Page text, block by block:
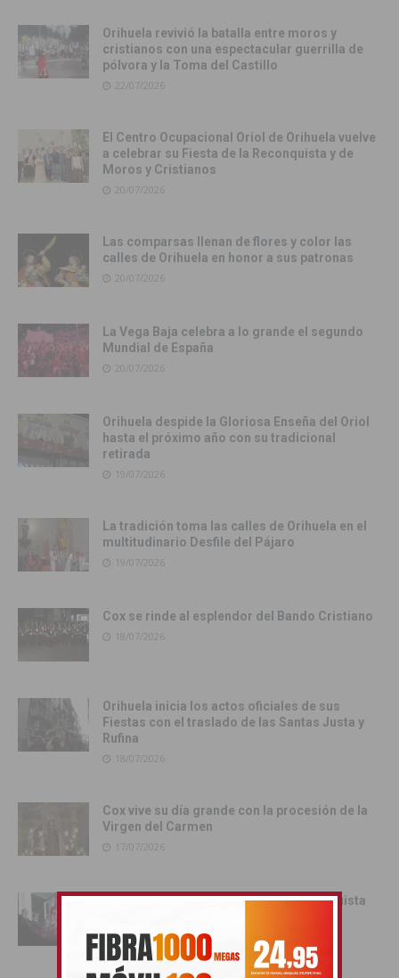
Orihuela revivió la batalla entre moros y
cristianos con una espectacular guerrilla de
pólvora y la Toma del Castillo
22/07/2026
El Centro Ocupacional Oriol de Orihuela vuelve
a celebrar su Fiesta de la Reconquista y de
Moros y Cristianos
20/07/2026
Las comparsas llenan de flores y color las
calles de Orihuela en honor a sus patronas
20/07/2026
La Vega Baja celebra a lo grande el segundo
Mundial de España
20/07/2026
Orihuela despide la Gloriosa Enseña del Oriol
hasta el próximo año con su tradicional
retirada
19/07/2026
La tradición toma las calles de Orihuela en el
multitudinario Desfile del Pájaro
19/07/2026
Cox se rinde al esplendor del Bando Cristiano
18/07/2026
Orihuela inicia los actos oficiales de sus
Fiestas con el traslado de las Santas Justa y
Rufina
18/07/2026
Cox vive su día grande con la procesión de la
Virgen del Carmen
17/07/2026
Orihuela inicia sus Fiestas de la Reconquista
Enseña del Oriol
17/07/2026